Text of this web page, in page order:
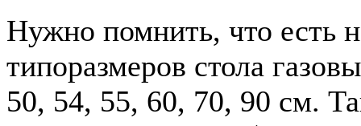
Нужно помнить, что есть
типоразмеров стола
50, 54, 55, 60, 70, 90 см.